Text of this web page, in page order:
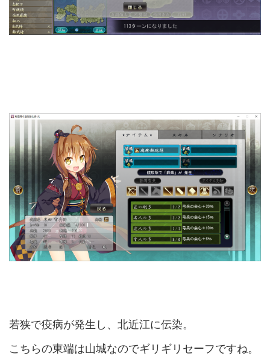
若狭で疫病が発生し、北近江に伝染。
こちらの東端は山城なのでギリギリセーフですね。